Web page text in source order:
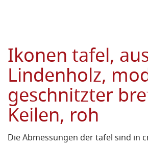
Ikonen tafel,
Lindenholz,
geschnitzter
Keilen, roh
Die Abmessungen der tafel sind in